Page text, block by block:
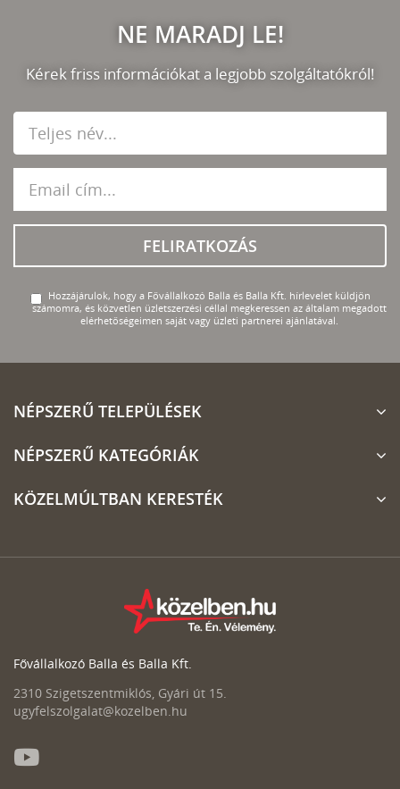
NE MARADJ LE!
Kérek friss információkat a legjobb szolgáltatókról!
FELIRATKOZÁS
Hozzájárulok, hogy a Fővállalkozó Balla és Balla Kft. hírlevelet küldjön
számomra, és közvetlen üzletszerzési céllal megkeressen az általam megadott
elérhetőségeimen saját vagy üzleti partnerei ajánlatával.
NÉPSZERŰ TELEPÜLÉSEK
NÉPSZERŰ KATEGÓRIÁK
KÖZELMÚLTBAN KERESTÉK
Fővállalkozó Balla és Balla Kft.
2310 Szigetszentmiklós, Gyári út 15.
ugyfelszolgalat@kozelben.hu